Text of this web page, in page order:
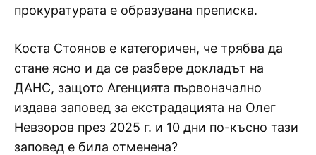
прокуратурата е образувана преписка.
Коста Стоянов е категоричен, че трябва да
стане ясно и да се разбере докладът на
ДАНС, защото Агенцията първоначално
издава заповед за екстрадацията на Олег
Невзоров през 2025 г. и 10 дни по-късно тази
заповед е била отменена?